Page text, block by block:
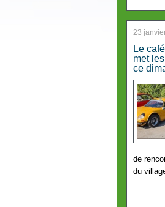
23
Le
met
ce
de
du